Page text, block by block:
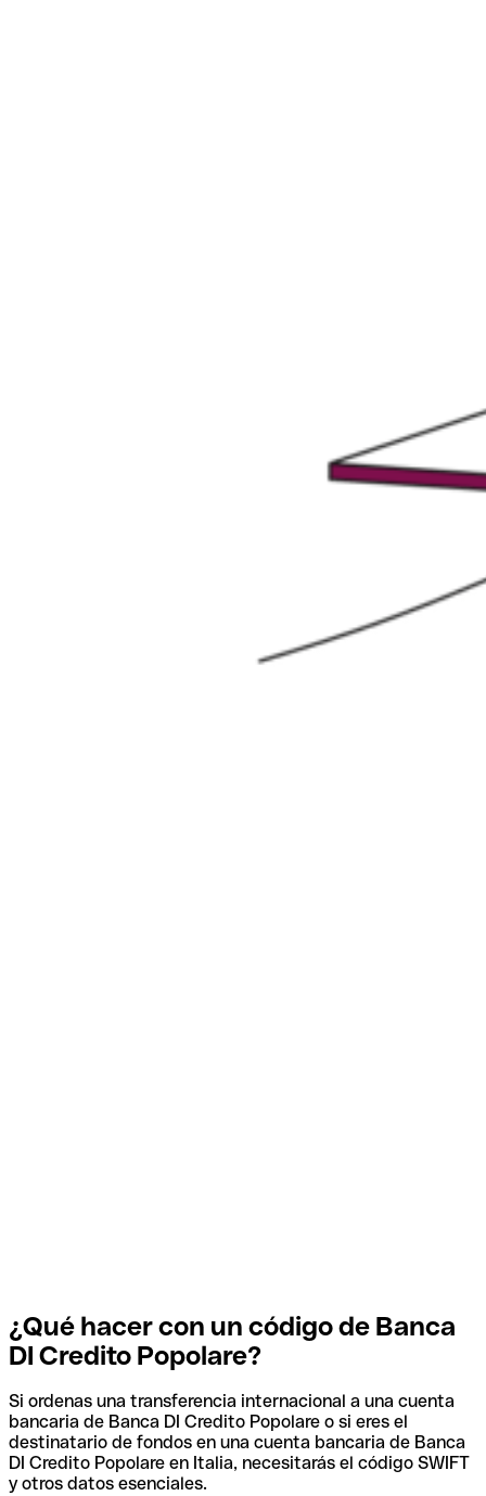
¿Qué hacer con un código de Banca
DI Credito Popolare?
Si ordenas una transferencia internacional a una cuenta
bancaria de Banca DI Credito Popolare o si eres el
destinatario de fondos en una cuenta bancaria de Banca
DI Credito Popolare en Italia, necesitarás el código SWIFT
y otros datos esenciales.